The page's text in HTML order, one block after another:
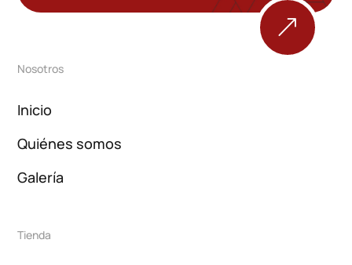
&
Nosotros
Inicio
Quiénes somos
Galería
Tienda